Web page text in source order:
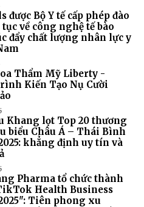
được Bộ Y tế cấp phép đào
về công nghệ tế bào
đẩy chất lượng nhân lực y
Thẩm Mỹ Liberty -
Kiến Tạo Nụ Cười
Khang lọt Top 20 thương
biểu Châu Á – Thái Bình
khẳng định uy tín và
Pharma tổ chức thành
Health Business
Tiên phong xu